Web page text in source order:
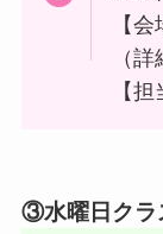
【
（
【
③水曜日クラ